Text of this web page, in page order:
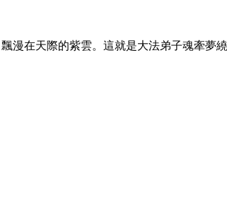
在天際的紫雲。這就是大法弟子魂牽夢